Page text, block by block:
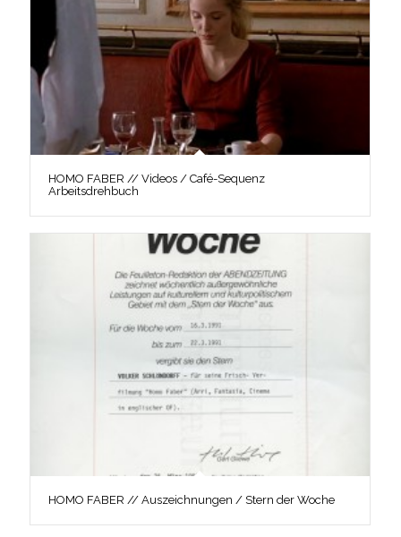
HOMO FABER // Videos / Café-Sequenz
Arbeitsdrehbuch
HOMO FABER // Auszeichnungen / Stern der Woche